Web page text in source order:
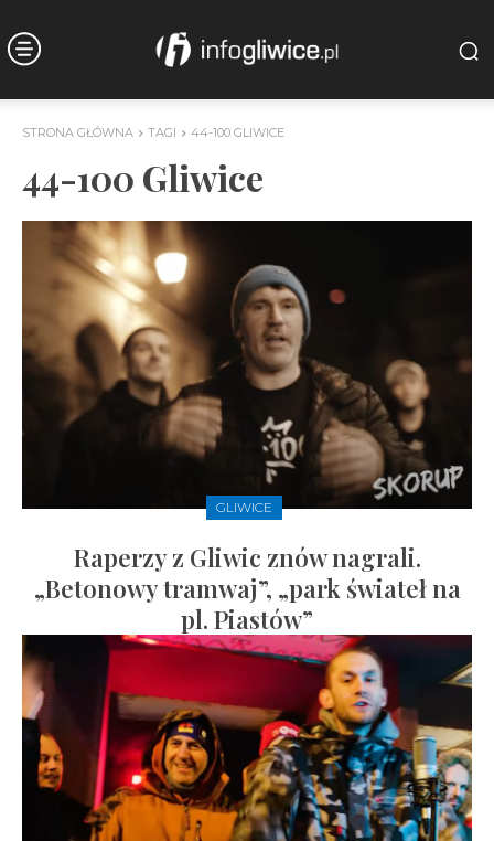
STRONA GŁÓWNA TAGI 44-100 GLIWICE
44-100 Gliwice
GLIWICE
Raperzy z Gliwic znów nagrali.
„Betonowy tramwaj”, „park świateł na
pl. Piastów”